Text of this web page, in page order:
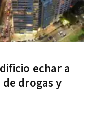
echar a
drogas y